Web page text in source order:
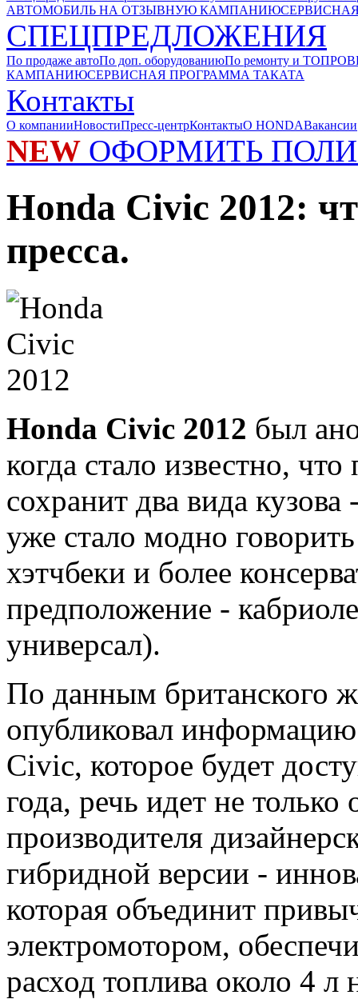
АВТОМОБИЛЬ НА ОТЗЫВНУЮ КАМПАНИЮ
СПЕЦПРЕДЛОЖЕНИЯ
По продаже автоПо доп. оборудованиюПо ремонту и ТО
КАМПАНИЮСЕРВИСНАЯ ПРОГРАММА ТАКАТА
Контакты
О компанииНовостиПресс-центрКонтактыО HONDAВакансии
NEW ОФОРМИТЬ
Honda Сivic 2012:
пресса.
Honda Сivic 2012 был
когда стало известно,
сохранит два вида кузова
уже стало модно
хэтчбеки и более
предположение -
универсал).
По данным британского
опубликовал
Civic, которое будет
года, речь идет не
производителя
гибридной версии -
которая объединит
электромотором,
расход топлива около 4 л